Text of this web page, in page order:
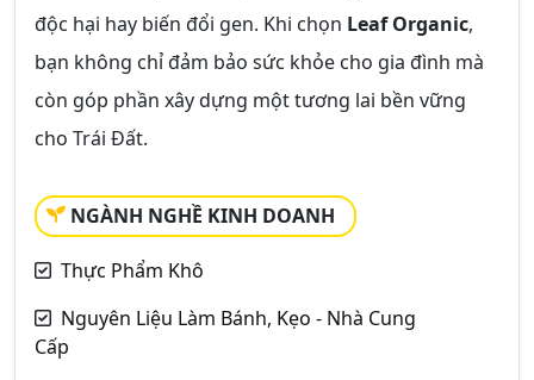
độc hại hay biến đổi gen. Khi chọn Leaf Organic,
bạn không chỉ đảm bảo sức khỏe cho gia đình mà
còn góp phần xây dựng một tương lai bền vững
cho Trái Đất.
NGÀNH NGHỀ KINH DOANH
Thực Phẩm Khô
Nguyên Liệu Làm Bánh, Kẹo - Nhà Cung
Cấp